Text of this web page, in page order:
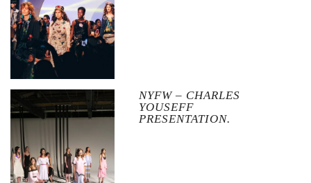
NYFW – CHARLES
YOUSEFF
PRESENTATION.